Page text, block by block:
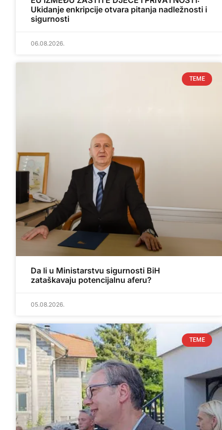
Ukidanje enkripcije otvara pitanja nadležnosti i
sigurnosti
06.08.2026.
TEME
Da li u Ministarstvu sigurnosti BiH
zataškavaju potencijalnu aferu?
05.08.2026.
TEME